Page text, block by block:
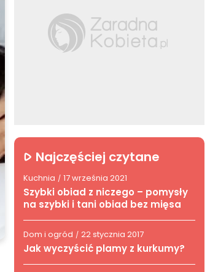
Najczęściej czytane
Kuchnia / 17 września 2021
Szybki obiad z niczego – pomysły
na szybki i tani obiad bez mięsa
Dom i ogród / 22 stycznia 2017
Jak wyczyścić plamy z kurkumy?